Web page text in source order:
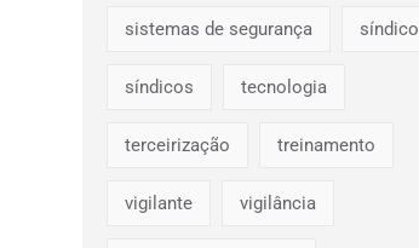
sistemas de segurança síndico
síndicos tecnologia
terceirização treinamento
vigilante vigilância